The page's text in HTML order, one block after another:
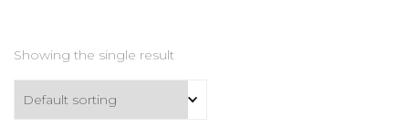
Showing the single result